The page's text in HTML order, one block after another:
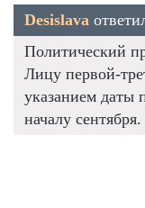
Desislava
Политический
Лицу первой-
указанием даты
началу сентября.